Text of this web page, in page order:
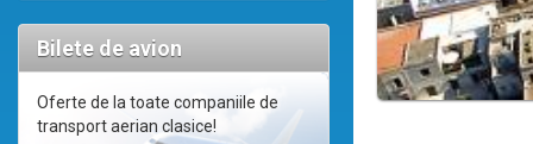
Bilete de avion
Oferte de la toate companiile de
transport aerian clasice!